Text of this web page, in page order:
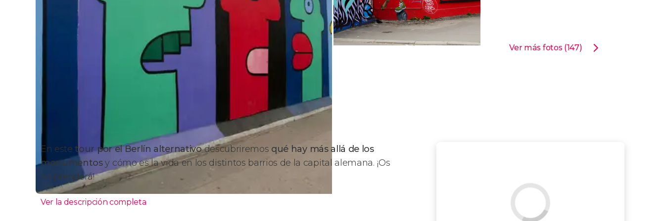
Ver más fotos (147)
En estetour por el Berlín alternativodescubriremos qué hay más allá de los
monumentosy cómo es la vida en los distintos barrios de la capital alemana. ¡Os
sorprenderá!
Ver la descripción completa